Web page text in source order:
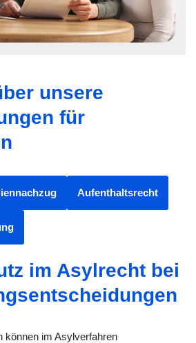
unsere
für
Aufenthaltsrecht
im Asylrecht bei
können im Asylverfahren